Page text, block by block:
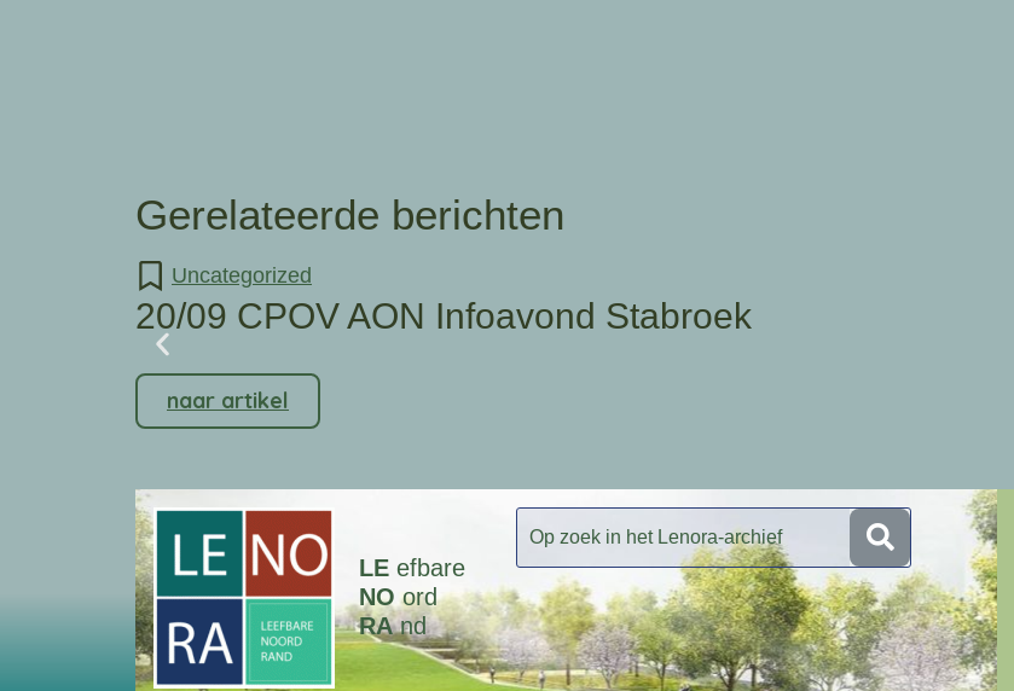
Gerelateerde berichten
Uncategorized
20/09 CPOV AON Infoavond Stabroek
naar artikel
LE efbare
NO ord
RAnd